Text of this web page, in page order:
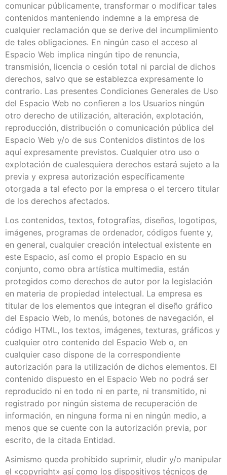
comunicar públicamente, transformar o modificar tales
contenidos manteniendo indemne a la empresa de
cualquier reclamación que se derive del incumplimiento
de tales obligaciones. En ningún caso el acceso al
Espacio Web implica ningún tipo de renuncia,
transmisión, licencia o cesión total ni parcial de dichos
derechos, salvo que se establezca expresamente lo
contrario. Las presentes Condiciones Generales de Uso
del Espacio Web no confieren a los Usuarios ningún
otro derecho de utilización, alteración, explotación,
reproducción, distribución o comunicación pública del
Espacio Web y/o de sus Contenidos distintos de los
aquí expresamente previstos. Cualquier otro uso o
explotación de cualesquiera derechos estará sujeto a la
previa y expresa autorización específicamente
otorgada a tal efecto por la empresa o el tercero titular
de los derechos afectados.
Los contenidos, textos, fotografías, diseños, logotipos,
imágenes, programas de ordenador, códigos fuente y,
en general, cualquier creación intelectual existente en
este Espacio, así como el propio Espacio en su
conjunto, como obra artística multimedia, están
protegidos como derechos de autor por la legislación
en materia de propiedad intelectual. La empresa es
titular de los elementos que integran el diseño gráfico
del Espacio Web, lo menús, botones de navegación, el
código HTML, los textos, imágenes, texturas, gráficos y
cualquier otro contenido del Espacio Web o, en
cualquier caso dispone de la correspondiente
autorización para la utilización de dichos elementos. El
contenido dispuesto en el Espacio Web no podrá ser
reproducido ni en todo ni en parte, ni transmitido, ni
registrado por ningún sistema de recuperación de
información, en ninguna forma ni en ningún medio, a
menos que se cuente con la autorización previa, por
escrito, de la citada Entidad.
Asimismo queda prohibido suprimir, eludir y/o manipular
el «copyright» así como los dispositivos técnicos de